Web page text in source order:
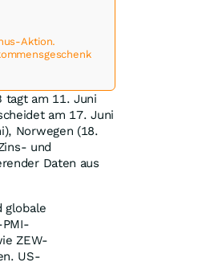
Aktion.
tagt am 11. Juni
am 17. Juni
Norwegen (18.
und
Daten aus
globale
ZEW-
US-